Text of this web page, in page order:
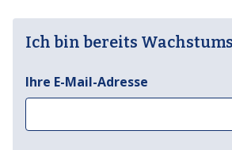
Ich bin bereits
Ihre E-Mail-Adresse